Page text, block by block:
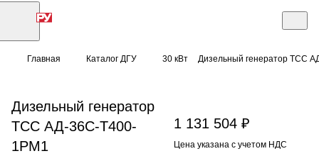
Главная Каталог ДГУ 30 кВт Дизельный генератор ТСС
Дизельный генератор
ТСС АД-36С-Т400-
1РМ1
1 131 504 ₽
Цена указана с учетом НДС